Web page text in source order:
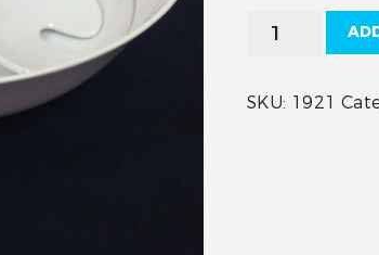
Zdjela
Regata
3/1
SKU: 1921